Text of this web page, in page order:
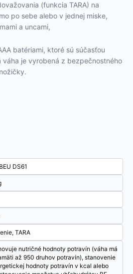
(funkcia TARA) na
po sebe alebo v jednej miske,
a uncami,
batériami, ktoré sú súčasťou
váha je vyrobená z bezpečnostného
DS61
TARA
nutričné hodnoty potravín (váha má
až 950 druhov potravín), stanovenie
hodnoty potravín v kcal alebo